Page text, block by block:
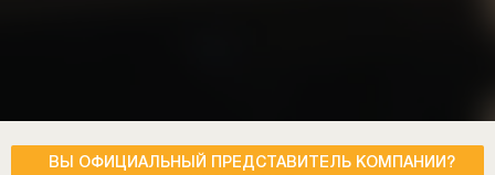
ВЫ ОФИЦИАЛЬНЫЙ ПРЕДСТАВИТЕЛЬ КОМПАНИИ?